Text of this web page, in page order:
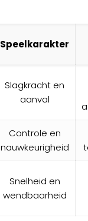
Speelkarakter
Slagkracht en
aanval
Controle en
nauwkeurigheid
Snelheid en
wendbaarheid